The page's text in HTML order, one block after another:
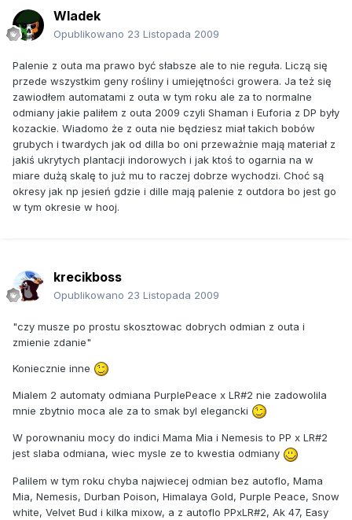
Wladek
Opublikowano 23 Listopada 2009
Palenie z outa ma prawo być słabsze ale to nie reguła. Liczą się
przede wszystkim geny rośliny i umiejętności growera. Ja też się
zawiodłem automatami z outa w tym roku ale za to normalne
odmiany jakie paliłem z outa 2009 czyli Shaman i Euforia z DP były
kozackie. Wiadomo że z outa nie będziesz miał takich bobów
grubych i twardych jak od dilla bo oni przeważnie mają materiał z
jakiś ukrytych plantacji indorowych i jak ktoś to ogarnia na w
miare dużą skalę to już mu to raczej dobrze wychodzi. Choć są
okresy jak np jesień gdzie i dille mają palenie z outdora bo jest go
w tym okresie w hooj.
krecikboss
Opublikowano 23 Listopada 2009
"czy musze po prostu skosztowac dobrych odmian z outa i
zmienie zdanie"
Koniecznie inne
Mialem 2 automaty odmiana PurplePeace x LR#2 nie zadowolila
mnie zbytnio moca ale za to smak byl elegancki
W porownaniu mocy do indici Mama Mia i Nemesis to PP x LR#2
jest slaba odmiana, wiec mysle ze to kwestia odmiany
Palilem w tym roku chyba najwiecej odmian bez autoflo, Mama
Mia, Nemesis, Durban Poison, Himalaya Gold, Purple Peace, Snow
white, Velvet Bud i kilka mixow, a z autoflo PPxLR#2, Ak 47, Easy